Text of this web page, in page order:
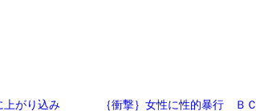
上がり込み ｛衝撃｝女性に性的暴行 ＢＣ